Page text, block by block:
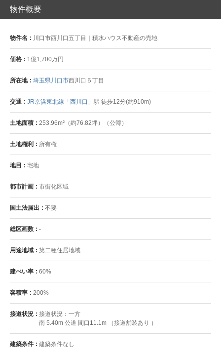
物件概要
物件名 川口市西川口五丁目｜積水ハウス不動産の売地
価格 1億1,700万円
所在地 埼玉県川口市西川口５丁目
交通 JR京浜東北線 「西川口 」駅 徒歩12分(約910m)
土地面積 253.96m²（約76.82坪）（公簿）
土地権利 所有権
地目 宅地
都市計画 市街化区域
国土法届出 不要
総区画数 -
用途地域 第二種住居地域
建ぺい率 60%
容積率 200%
接道状況
接道状況：一方
南 5.40m 公道 間口11.1m （接道舗装あり ）
建築条件 建築条件なし